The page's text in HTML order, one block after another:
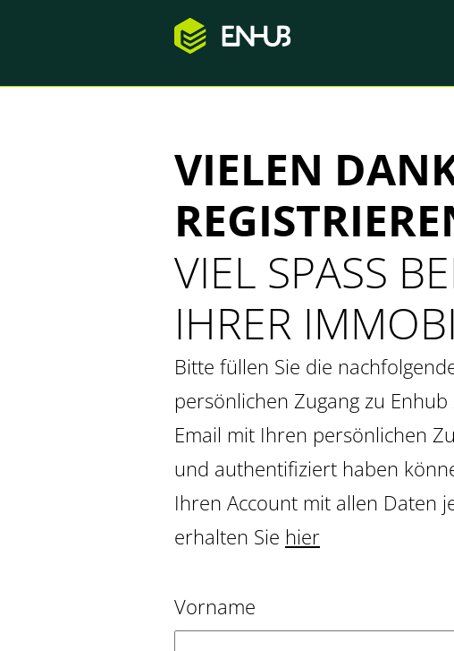
VIELEN
VIEL SPASS
IHRER
Bitte füllen Sie die
persönlichen Zugang zu
Email mit Ihren persönlichen
und authentifiziert haben
Ihren Account mit allen Daten
erhalten Sie hier
Vorname